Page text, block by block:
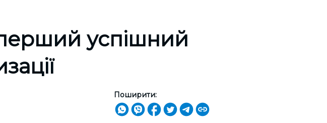
успішний
Поширити: